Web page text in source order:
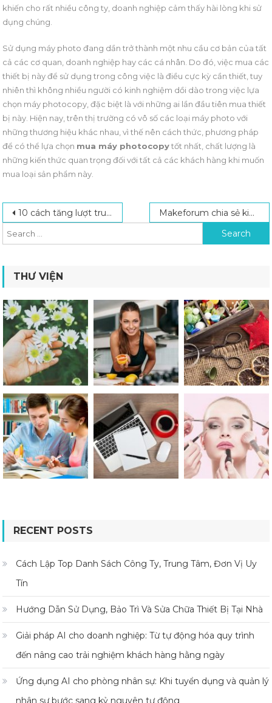
khiến cho rất nhiều công ty, doanh nghiệp cảm thấy hài lòng khi sử
dụng chúng.
Sử dụng máy photo đang dần trở thành một nhu cầu cơ bản của tất
cả các cơ quan, doanh nghiệp hay các cá nhân. Do đó, việc mua các
thiết bị này để sử dụng trong công việc là điều cực kỳ cần thiết, tuy
nhiên thì không nhiều người có kinh nghiệm dồi dào trong việc lựa
chọn máy photocopy, đặc biệt là với những ai lần đầu tiên mua thiết
bị này. Hiện nay, trên thị trường có vô số các loại máy photo với
những thương hiệu khác nhau, vì thế nên cách thức, phương pháp
để có thể lựa chọn mua máy photocopytốt nhất, chất lượng là
những kiến thức quan trọng đối với tất cả các khách hàng khi muốn
mua loại sản phẩm này.
Post navigation
10 cách tăng lượt truy cập cho forum hiệu quả nhất Makeforum chia sẻ kinh nghiệm kinh doanh cửa hàng văn phòng phẩm nhỏ
Search for:
THƯ VIỆN
RECENT POSTS
Cách Lập Top Danh Sách Công Ty, Trung Tâm, Đơn Vị Uy
Tín
Hướng Dẫn Sử Dụng, Bảo Trì Và Sửa Chữa Thiết Bị Tại Nhà
Giải pháp AI cho doanh nghiệp: Từ tự động hóa quy trình
đến nâng cao trải nghiệm khách hàng hằng ngày
Ứng dụng AI cho phòng nhân sự: Khi tuyển dụng và quản lý
nhân sự bước sang kỷ nguyên tự động